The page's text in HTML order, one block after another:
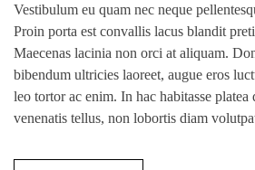
Vestibulum eu quam nec neque
Proin porta est convallis lacus blandit
Maecenas lacinia non orci at aliquam.
bibendum ultricies laoreet, augue eros
leo tortor ac enim. In hac habitasse platea
venenatis tellus, non lobortis diam